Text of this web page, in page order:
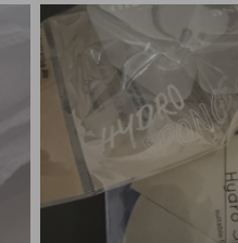
잘못 사서 못쓰고있는 채도 높
해서 색을 낮춰(?)주는게 너무
튜브형이고 바르는 부분이 말랑
발려요. 근데 조절을 잘해서 눌
훅! 나오는 경우가 가끔있어요.
여름이여서 연한 핑크 바르고 위
완젼 힙하면서 무드있는 girl됨~
이거 플럼핑)?) 효과도 있어서
보여요.
뮤트인분들은 이거 하나쯤은